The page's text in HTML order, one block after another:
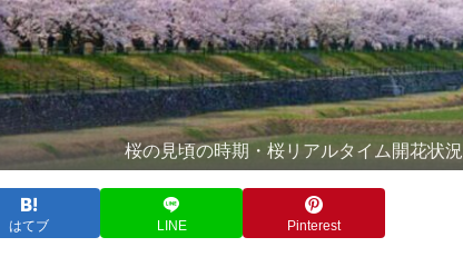
桜の見頃の時期・桜リアルタイム開花状況
はてブ LINE Pinterest